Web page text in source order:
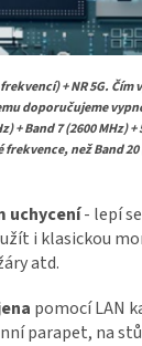
+ NR 5G.
doporučujeme
+ Band 7 (2600 MHz)
než Band
uchycení- lepí
i klasickou
atd.
pomocí LAN
parapet, na